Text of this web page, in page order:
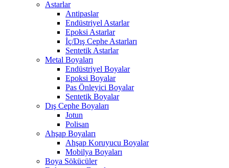
Astarlar
Antipaslar
Endüstriyel Astarlar
Epoksi Astarlar
İç/Dış Cephe Astarları
Sentetik Astarlar
Metal Boyaları
Endüstriyel Boyalar
Epoksi Boyalar
Pas Önleyici Boyalar
Sentetik Boyalar
Dış Cephe Boyaları
Jotun
Polisan
Ahşap Boyaları
Ahşap Koruyucu Boyalar
Mobilya Boyaları
Boya Sökücüler